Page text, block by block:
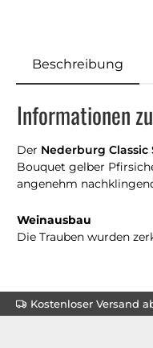
Beschreibung
Informationen
Der Nederburg Classic
Bouquet gelber
angenehm
Weinausbau
Die Trauben wurden
Kostenloser Versand